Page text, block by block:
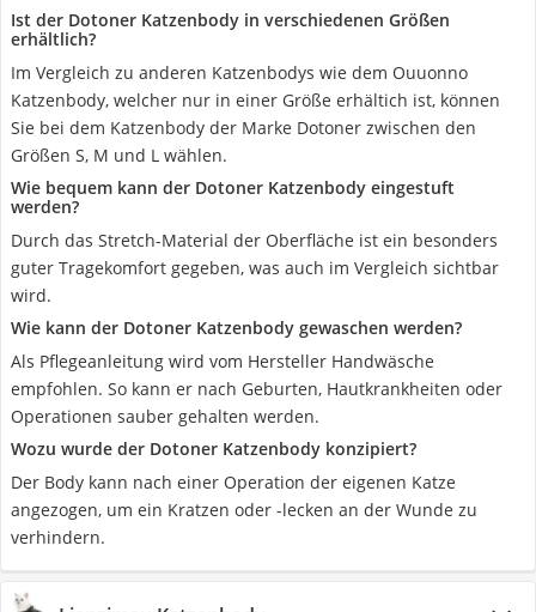
Ist der Dotoner Katzenbody in verschiedenen Größen
erhältlich?
Im Vergleich zu anderen Katzenbodys wie dem Ouuonno
Katzenbody, welcher nur in einer Größe erhältich ist, können
Sie bei dem Katzenbody der Marke Dotoner zwischen den
Größen S, M und L wählen.
Wie bequem kann der Dotoner Katzenbody eingestuft
werden?
Durch das Stretch-Material der Oberfläche ist ein besonders
guter Tragekomfort gegeben, was auch im Vergleich sichtbar
wird.
Wie kann der Dotoner Katzenbody gewaschen werden?
Als Pflegeanleitung wird vom Hersteller Handwäsche
empfohlen. So kann er nach Geburten, Hautkrankheiten oder
Operationen sauber gehalten werden.
Wozu wurde der Dotoner Katzenbody konzipiert?
Der Body kann nach einer Operation der eigenen Katze
angezogen, um ein Kratzen oder -lecken an der Wunde zu
verhindern.